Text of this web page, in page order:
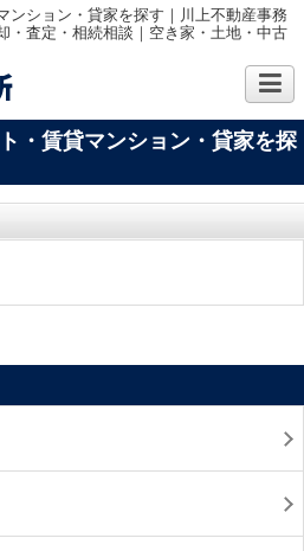
ンション・貸家を探す｜川上不動産事務
・査定・相続相談｜空き家・土地・中古
・賃貸マンション・貸家を探